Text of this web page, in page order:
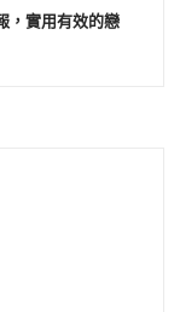
，實用有效的戀